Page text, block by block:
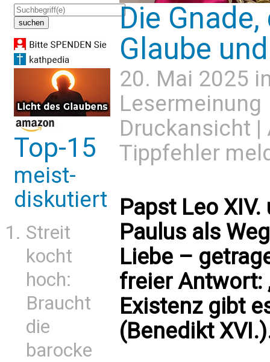
Top-15
meist-
diskutiert
Streit
kocht
hoch:
Braucht
die
barocke
Die
Glaube
20. Mai 2025
Lesermeinung
Druckansicht |
Tippfehler
Papst Leo
Paulus als
Liebe –
freier Antwort:
Existenz gibt
(Benedikt